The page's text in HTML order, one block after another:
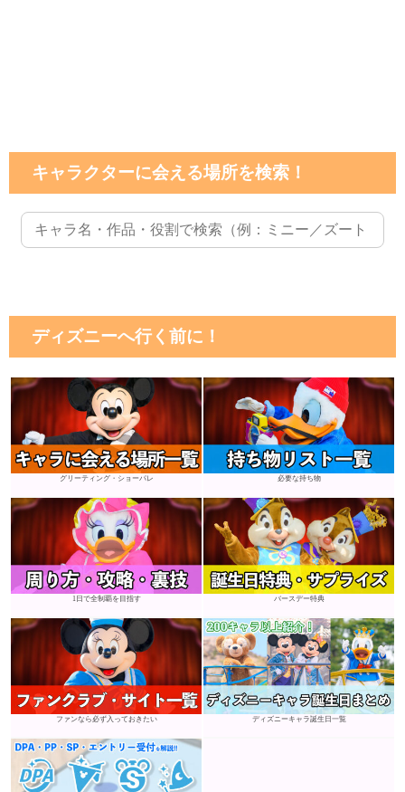
キャラクターに会える場所を検索！
ディズニーへ行く前に！
グリーティング・ショーパレ 必要な持ち物
1日で全制覇を目指す バースデー特典
ファンなら必ず入っておきたい ディズニーキャラ誕生日一覧